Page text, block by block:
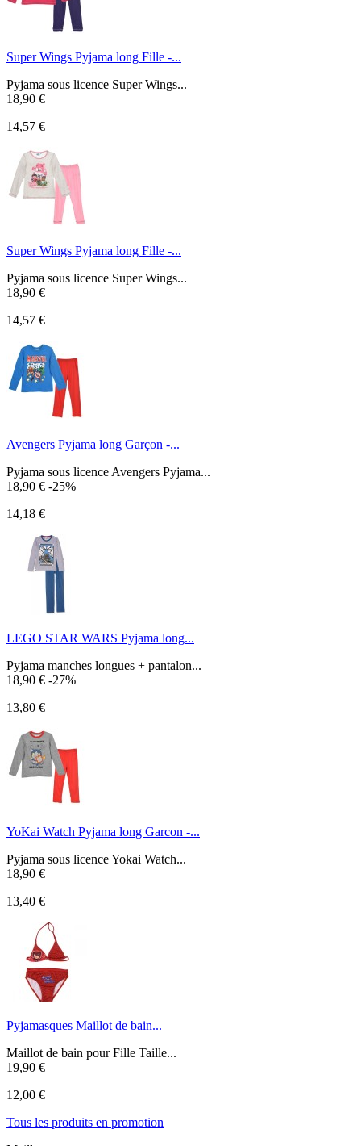
Super Wings Pyjama long Fille -...
Pyjama sous licence Super Wings...
18,90 €
14,57 €
Super Wings Pyjama long Fille -...
Pyjama sous licence Super Wings...
18,90 €
14,57 €
Avengers Pyjama long Garçon -...
Pyjama sous licence Avengers Pyjama...
18,90 € -25%
14,18 €
LEGO STAR WARS Pyjama long...
Pyjama manches longues + pantalon...
18,90 € -27%
13,80 €
YoKai Watch Pyjama long Garcon -...
Pyjama sous licence Yokai Watch...
18,90 €
13,40 €
Pyjamasques Maillot de bain...
Maillot de bain pour Fille Taille...
19,90 €
12,00 €
Tous les produits en promotion